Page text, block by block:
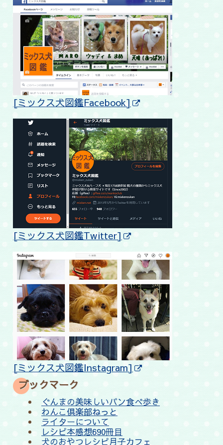
[ミックス犬図鑑Facebook]
[ミックス犬図鑑Twitter]
[ミックス犬図鑑Instagram]
ブックマーク
ぐんまの美味しいパン食べ歩き
わんこ倶楽部ねっと
ライターについて
レシピ本感想690冊目
犬のおやつレシピ月子カフェ